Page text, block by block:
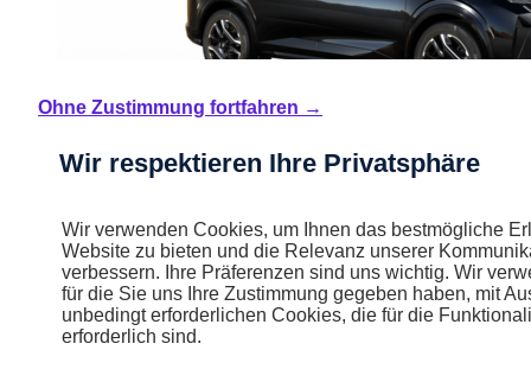
5008
E-5008 GT Elektromotor 230 Long Range
Ohne Zustimmung fortfahren →
Wir respektieren Ihre Privatsphäre
Wir verwenden Cookies, um Ihnen das bestmögliche
Website zu bieten und die Relevanz unserer
verbessern. Ihre Präferenzen sind uns wichtig. Wir
für die Sie uns Ihre Zustimmung gegeben haben, mit
unbedingt erforderlichen Cookies, die für die
erforderlich sind.